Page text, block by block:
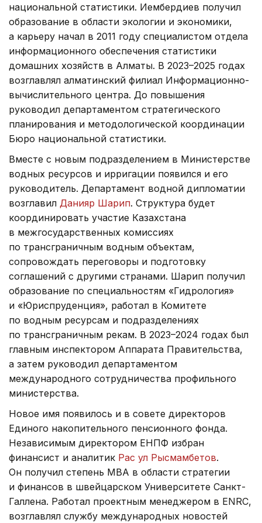
национальной статистики. Иембердиев получил
образование в области экологии и экономики,
а карьеру начал в 2011 году специалистом отдела
информационного обеспечения статистики
домашних хозяйств в Алматы. В 2023–2025 годах
возглавлял алматинский филиал Информационно-
вычислительного центра. До повышения
руководил департаментом стратегического
планирования и методологической координации
Бюро национальной статистики.
Вместе с новым подразделением в Министерстве
водных ресурсов и ирригации появился и его
руководитель. Департамент водной дипломатии
возглавил Данияр Шарип. Структура будет
координировать участие Казахстана
в межгосударственных комиссиях
по трансграничным водным объектам,
сопровождать переговоры и подготовку
соглашений с другими странами. Шарип получил
образование по специальностям «Гидрология»
и «Юриспруденция», работал в Комитете
по водным ресурсам и подразделениях
по трансграничным рекам. В 2023–2024 годах был
главным инспектором Аппарата Правительства,
а затем руководил департаментом
международного сотрудничества профильного
министерства.
Новое имя появилось и в совете директоров
Единого накопительного пенсионного фонда.
Независимым директором ЕНПФ избран
финансист и аналитик Рас ул Рысмамбетов.
Он получил степень MBA в области стратегии
и финансов в швейцарском Университете Санкт-
Галлена. Работал проектным менеджером в ENRC,
возглавлял службу международных новостей